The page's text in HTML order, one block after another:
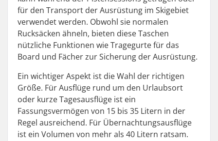
für den Transport der Ausrüstung im Skigebiet
verwendet werden. Obwohl sie normalen
Rucksäcken ähneln, bieten diese Taschen
nützliche Funktionen wie Tragegurte für das
Board und Fächer zur Sicherung der Ausrüstung.
Ein wichtiger Aspekt ist die Wahl der richtigen
Größe. Für Ausflüge rund um den Urlaubsort
oder kurze Tagesausflüge ist ein
Fassungsvermögen von 15 bis 35 Litern in der
Regel ausreichend. Für Übernachtungsausflüge
ist ein Volumen von mehr als 40 Litern ratsam.